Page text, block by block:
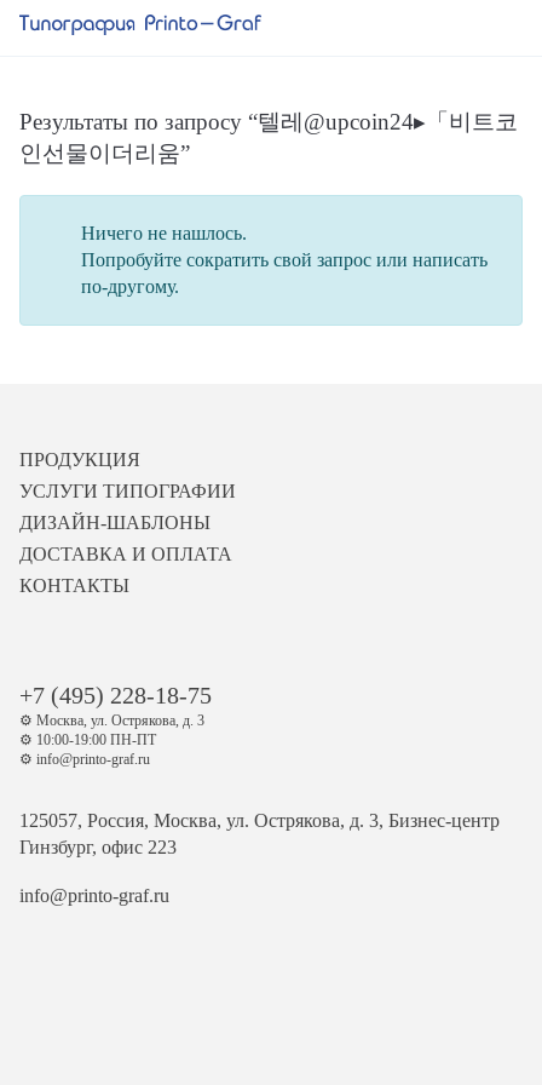
Результаты по запросу “텔레@upcoin24▸「비트코
인선물이더리움”
Ничего не нашлось.
Попробуйте сократить свой запрос или написать
по-другому.
ПРОДУКЦИЯ
УСЛУГИ ТИПОГРАФИИ
ДИЗАЙН-ШАБЛОНЫ
ДОСТАВКА И ОПЛАТА
КОНТАКТЫ
+7 (495) 228-18-75
⚙️ Москва, ул. Острякова, д. 3
⚙️ 10:00-19:00 ПН-ПТ
⚙️ info@printo-graf.ru
125057, Россия, Москва, ул. Острякова, д. 3, Бизнес-центр
Гинзбург, офис 223
info@printo-graf.ru